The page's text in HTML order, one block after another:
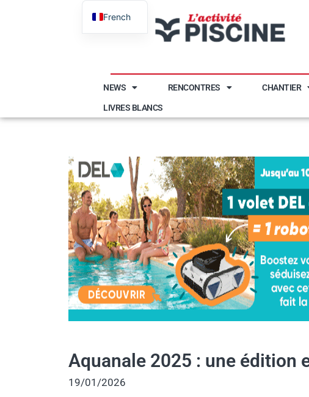
NEWS RENCONTRES CHANTIER
LIVRES BLANCS
Aquanale 2025 : une édition
19/01/2026
French